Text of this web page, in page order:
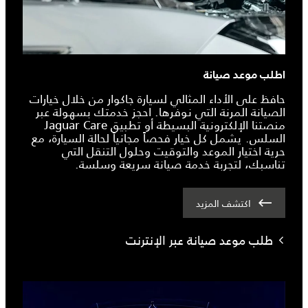
اطلب موعد صيانة
حافظ على الأداء المثالي لسيارة جاكوار من خلال خيارات
الصيانة المرنة التي نوفرها. احجز خدمتك بسهولة عبر
منصتنا الإلكترونية البسيطة أو تطبيق Jaguar Care
السلس. يشمل كل خيار فحصاً مجانياً لحالة السيارة، مع
حرية اختيار الموعد والتوقيت وحلول التنقل التي
تناسبك، لتجربة خدمة صيانة سريعة وسلسة.
اكتشف المزيد
طلب موعد صيانة عبر الإنترنت